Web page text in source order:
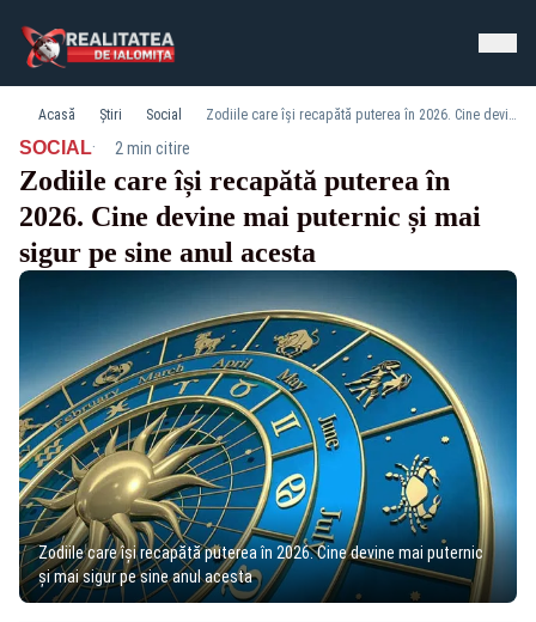
Acasă Știri Social Zodiile care își recapătă puterea în 2026. Cine devine mai puternic și mai sigur pe sine anul acesta
SOCIAL· 2 min citire
Zodiile care își recapătă puterea în
2026. Cine devine mai puternic și mai
sigur pe sine anul acesta
Zodiile care își recapătă puterea în 2026. Cine devine mai puternic
și mai sigur pe sine anul acesta